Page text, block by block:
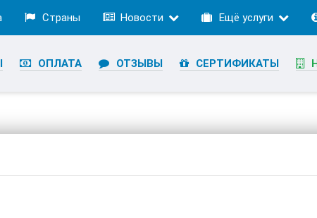
Страны Новости Ещё услуги
ОПЛАТА ОТЗЫВЫ СЕРТИФИКАТЫ